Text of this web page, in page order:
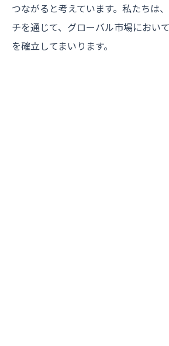
つながると考えています。私たちは
チを通じて、グローバル市場におい
を確立してまいります。